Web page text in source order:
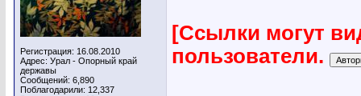
Регистрация: 16.08.2010
Адрес: Урал - Опорный край
державы
Сообщений: 6,890
Поблагодарили: 12,337
[Ссылки могут
пользователи.